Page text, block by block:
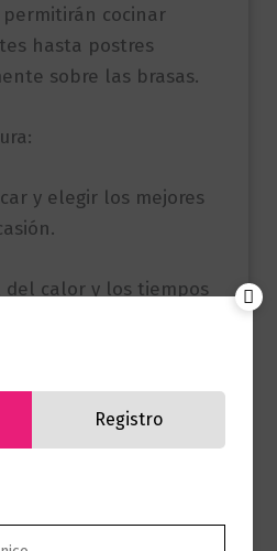
cocinar
hasta postres
sobre las brasas.
y elegir los mejores
calor y los tiempos
9789962047490
240
Registro